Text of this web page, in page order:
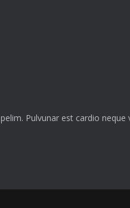
Pulvunar est cardio